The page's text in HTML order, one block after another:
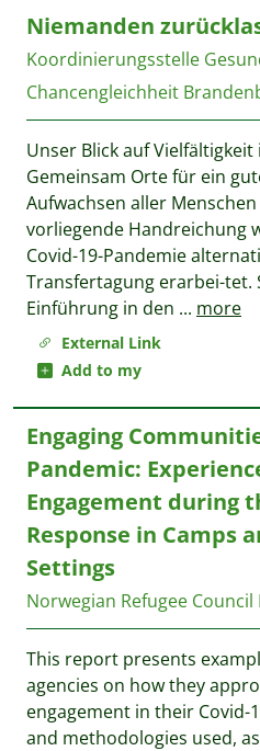
External Link
Add to my
Niemanden
Koordinierungsstelle
Chancengleichheit
Unser Blick auf
Gemeinsam Orte für ein
Aufwachsen aller
vorliegende Handreichung
Covid-19-Pandemie
Transfertagung erarbei-tet.
Einführung in den ... more
Engaging
Pandemic:
Engagement during
Response in Camps
Settings
Norwegian Refugee Council
This report presents
agencies on how they
engagement in their Covid-
and methodologies used,